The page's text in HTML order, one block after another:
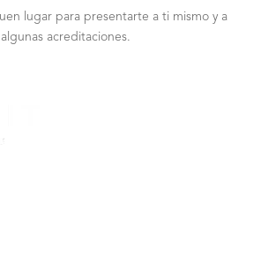
lugar para presentarte a ti mismo y a
acreditaciones.